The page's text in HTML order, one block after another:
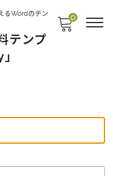
るWordのテン
テンプ
0